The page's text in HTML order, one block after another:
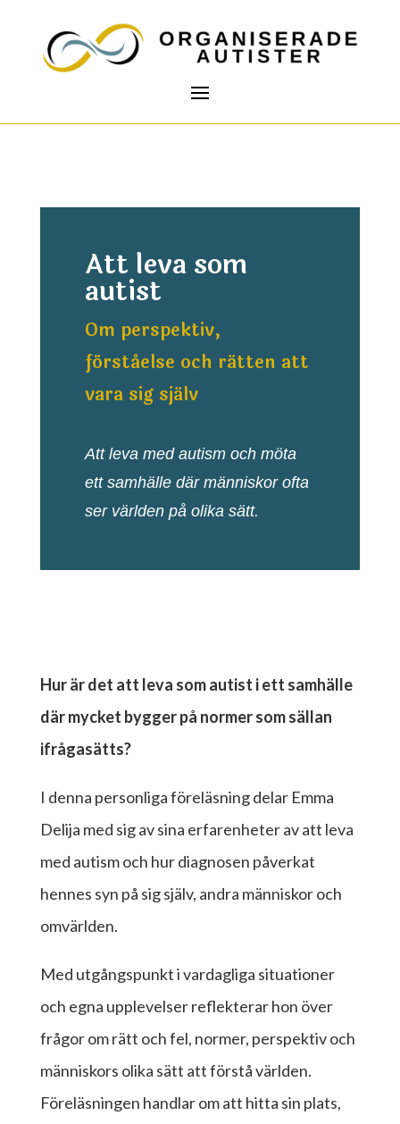
Att leva som
autist
Om perspektiv,
förståelse och rätten att
vara sig själv
Att leva med autism och möta
ett samhälle där människor ofta
ser världen på olika sätt.
Hur är det att leva som autist i ett samhälle
där mycket bygger på normer som sällan
ifrågasätts?
I denna personliga föreläsning delar Emma
Delija med sig av sina erfarenheter av att leva
med autism och hur diagnosen påverkat
hennes syn på sig själv, andra människor och
omvärlden.
Med utgångspunkt i vardagliga situationer
och egna upplevelser reflekterar hon över
frågor om rätt och fel, normer, perspektiv och
människors olika sätt att förstå världen.
Föreläsningen handlar om att hitta sin plats,